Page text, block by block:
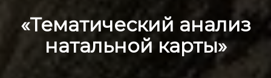
«Тематический анализ
натальной карты»